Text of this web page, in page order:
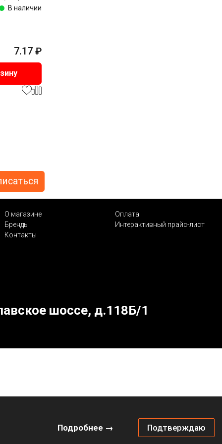
В наличии
7.17 ₽
Подробнее → Подтверждаю
О магазине
Оплата
Бренды
Интерактивный прайс-лист
Контакты
шоссе, д.118Б/1